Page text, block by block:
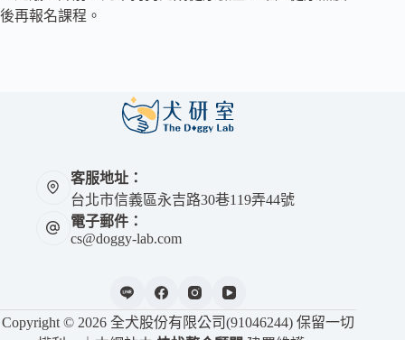
後再報名課程。
客服地址：
台北市信義區永吉路30巷119弄44號
電子郵件：
cs@doggy-lab.com
Copyright © 2026 全犬股份有限公司(91046244) 保留一切